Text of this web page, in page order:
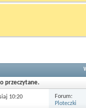
przeczytane.
10:20
Forum:
Ploteczki